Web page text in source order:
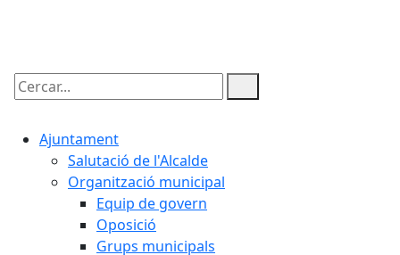
Cercar:
Ajuntament
Salutació de l'Alcalde
Organització municipal
Equip de govern
Oposició
Grups municipals